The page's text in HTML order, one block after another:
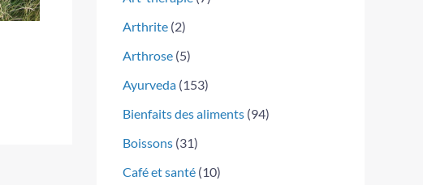
Arthrite (2)
Arthrose (5)
Ayurveda (153)
Bienfaits des aliments (94)
Boissons (31)
Café et santé (10)